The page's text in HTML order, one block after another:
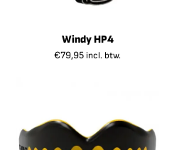
Windy HP4
€79,95 incl. btw.